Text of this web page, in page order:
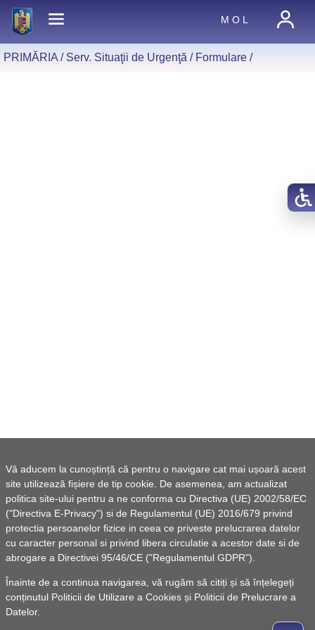
Vă aducem la cunoștință că pentru o navigare cat mai ușoară acest
site utilizează fișiere de tip cookie. De asemenea, am actualizat
politica site-ului pentru a ne conforma cu Directiva (UE) 2002/58/EC
("Directiva E-Privacy") si de Regulamentul (UE) 2016/679 privind
protectia persoanelor fizice in ceea ce priveste prelucrarea datelor
cu caracter personal si privind libera circulatie a acestor date si de
abrogare a Directivei 95/46/CE ("Regulamentul GDPR").
Înainte de a continua navigarea, vă rugăm să citiți și să înțelegeți
conținutul Politicii de Utilizare a Cookies și Politicii de Prelucrare a
Datelor.
M O L
PRIMĂRIA / Serv. Situaţii de Urgenţă / Formulare/